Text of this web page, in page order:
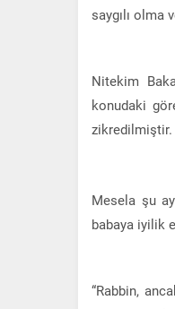
saygılı olma
Nitekim
konudaki
zikredilmiştir.
Mesela şu
babaya iyilik
“Rabbin,